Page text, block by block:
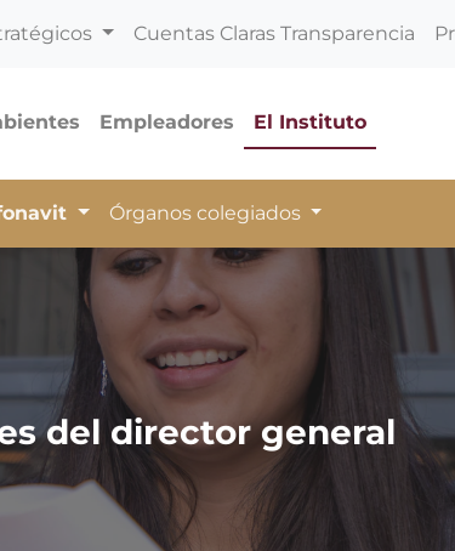
Cuentas Claras Transparencia
Empleadores El Instituto
Órganos colegiados
del director general